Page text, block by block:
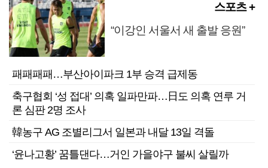
스포츠 +
“이강인 서울서 새 출발 응원”
패패패패…부산아이파크 1부 승격 급제동
축구협회 ‘성 접대’ 의혹 일파만파…日도 의혹 연루 거
론 심판 2명 조사
韓농구 AG 조별리그서 일본과 내달 13일 격돌
‘윤나고황’ 꿈틀댄다…거인 가을야구 불씨 살릴까